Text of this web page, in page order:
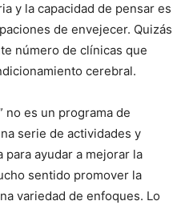
y la capacidad de pensar es
de envejecer. Quizás
número de clínicas que
cerebral.
no es un programa de
serie de actividades y
ayudar a mejorar la
sentido promover la
variedad de enfoques. Lo